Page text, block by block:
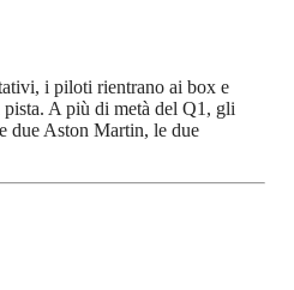
i piloti rientrano ai box e
A più di metà del Q1, gli
due Aston Martin, le due